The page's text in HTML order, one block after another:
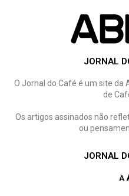
JORNAL
O Jornal do Café é um site da
de
Os artigos assinados não
ou
JORNAL
A